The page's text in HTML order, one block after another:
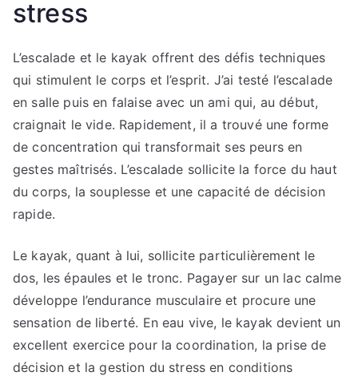
stress
L’escalade et le kayak offrent des défis techniques
qui stimulent le corps et l’esprit. J’ai testé l’escalade
en salle puis en falaise avec un ami qui, au début,
craignait le vide. Rapidement, il a trouvé une forme
de concentration qui transformait ses peurs en
gestes maîtrisés. L’escalade sollicite la force du haut
du corps, la souplesse et une capacité de décision
rapide.
Le kayak, quant à lui, sollicite particulièrement le
dos, les épaules et le tronc. Pagayer sur un lac calme
développe l’endurance musculaire et procure une
sensation de liberté. En eau vive, le kayak devient un
excellent exercice pour la coordination, la prise de
décision et la gestion du stress en conditions